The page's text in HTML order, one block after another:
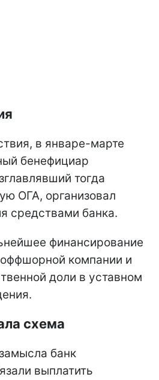
в январе-марте
бенефициар
тогда
ОГА, организовал
средствами банка.
финансирование
компании и
доли в уставном
схема
банк
выплатить